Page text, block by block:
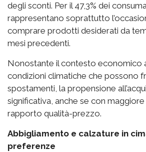
degli sconti. Per il 47,3% dei
rappresentano soprattutto
comprare prodotti desiderati da
mesi precedenti.
Nonostante il contesto economico
condizioni climatiche che possono
spostamenti, la propensione
significativa, anche se con
rapporto qualità-prezzo.
Abbigliamento e calzature in
preferenze